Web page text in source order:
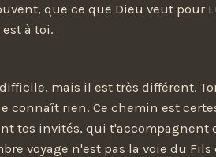
que ce que Dieu veut pour
à toi.
mais il est très différent.
connaît rien. Ce chemin est
tes invités, qui t'accompagnent
voyage n'est pas la voie du